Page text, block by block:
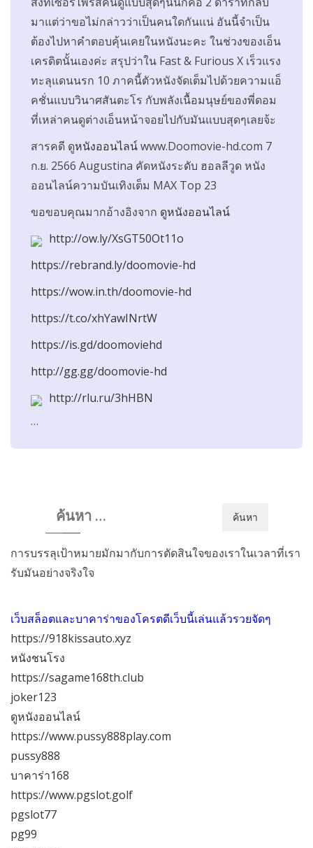
มาแต่ว่าขอไม่กล่าวว่าเป็นคนใดกันแน่ อันนี้จำเป็น
ต้องไปหาคำตอบคุ้นเคยในหนังนะคะ ในช่วงของเอ็น
เครดิตนั้นเองค่ะ สรุปว่าใน Fast & Furious X เร็วแรง
ทะลุแดนนรก 10 ภาคนี้ตัวหนังจัดเต็มไปด้วยความแอ็
คชั่นแบบวินาศสันตะโร กับพลังเนื้อมนุษย์ของพี่ดอม
ที่เหล่าคนดูต่างเอ็นหน้าจอยไปกับมันแบบสุดๆเลยจ้ะ
สารคดี ดูหนังออนไลน์www.Doomovie-hd.com 7
ก.ย. 2566 Augustina คัดหนังระดับ ฮอลลีวูด หนัง
ออนไลน์ความบันเทิงเต็ม MAX Top 23
ขอขอบคุณมากอ้างอิงจาก ดูหนังออนไลน์
http://ow.ly/XsGT50Ot11o
https://rebrand.ly/doomovie-hd
https://wow.in.th/doomovie-hd
https://t.co/xhYawINrtW
https://is.gd/doomoviehd
http://gg.gg/doomovie-hd
http://rlu.ru/3hHBN
…
ค้นหา
สำหรับ:
การบรรลุเป้าหมายมักมากับการตัดสินใจของเราในเวลาที่เรา
รับมันอย่างจริงใจ
เว็บสล็อตและบาคาร่าของโครตดีเว็บนี้เล่นแล้วรวยจัดๆ
https://918kissauto.xyz
หนังชนโรง
https://sagame168th.club
joker123
ดูหนังออนไลน์
https://www.pussy888play.com
pussy888
บาคาร่า168
https://www.pgslot.golf
pgslot77
pg99